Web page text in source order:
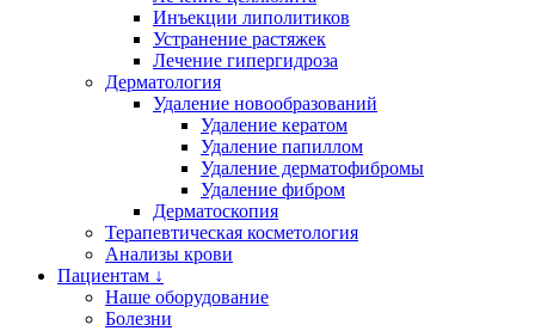
Инъекции липолитиков
Устранение растяжек
Лечение гипергидроза
Дерматология
Удаление новообразований
Удаление кератом
Удаление папиллом
Удаление дерматофибромы
Удаление фибром
Дерматоскопия
Терапевтическая косметология
Анализы крови
Пациентам ↓
Наше оборудование
Болезни